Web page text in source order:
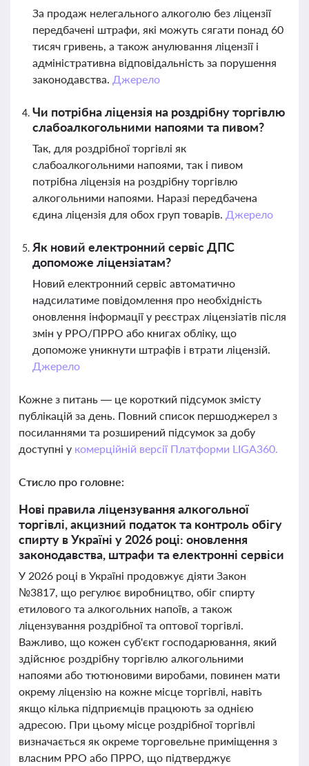
За продаж нелегального алкоголю без ліцензії
передбачені штрафи, які можуть сягати понад 60
тисяч гривень, а також анулювання ліцензії і
адміністративна відповідальність за порушення
законодавства. Джерело
Чи потрібна ліцензія на роздрібну торгівлю
слабоалкогольними напоями та пивом?
Так, для роздрібної торгівлі як
слабоалкогольними напоями, так і пивом
потрібна ліцензія на роздрібну торгівлю
алкогольними напоями. Наразі передбачена
єдина ліцензія для обох груп товарів. Джерело
Як новий електронний сервіс ДПС
допоможе ліцензіатам?
Новий електронний сервіс автоматично
надсилатиме повідомлення про необхідність
оновлення інформації у реєстрах ліцензіатів після
змін у РРО/ПРРО або книгах обліку, що
допоможе уникнути штрафів і втрати ліцензій.
Джерело
Кожне з питань — це короткий підсумок змісту
публікацій за день. Повний список першоджерел з
посиланнями та розширений підсумок за добу
доступні у комерційній версії Платформи LIGA360.
Стисло про головне:
Нові правила ліцензування алкогольної
торгівлі, акцизний податок та контроль обігу
спирту в Україні у 2026 році: оновлення
законодавства, штрафи та електронні сервіси
У 2026 році в Україні продовжує діяти Закон
№3817, що регулює виробництво, обіг спирту
етилового та алкогольних напоїв, а також
ліцензування роздрібної та оптової торгівлі.
Важливо, що кожен суб'єкт господарювання, який
здійснює роздрібну торгівлю алкогольними
напоями або тютюновими виробами, повинен мати
окрему ліцензію на кожне місце торгівлі, навіть
якщо кілька підприємців працюють за однією
адресою. При цьому місце роздрібної торгівлі
визначається як окреме торговельне приміщення з
власним РРО або ПРРО, що підтверджує